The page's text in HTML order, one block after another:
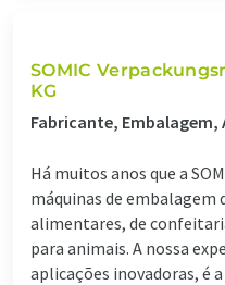
SOMIC
KG
Fabricante, Embalagem,
Há muitos anos que a
máquinas de
alimentares, de
para animais. A nossa
aplicações inovadoras, é